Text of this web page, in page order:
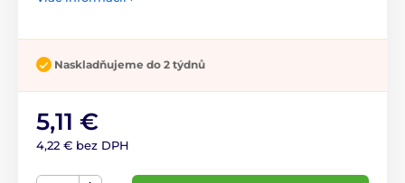
Naskladňujeme do 2 týdnů
5,11 €
4,22 € bez DPH